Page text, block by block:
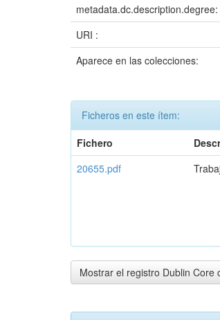
metadata.dc.description.degree:
URI :
Aparece en las colecciones:
Ficheros en este ítem:
Fichero
20655.pdf
Mostrar el registro Dublin Core